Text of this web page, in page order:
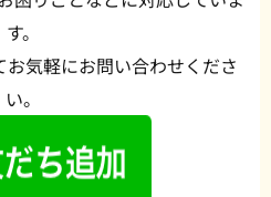
す。
気軽にお問い合わせくださ
い。